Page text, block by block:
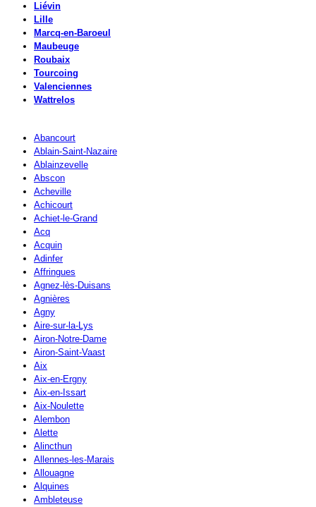
Liévin
Lille
Marcq-en-Baroeul
Maubeuge
Roubaix
Tourcoing
Valenciennes
Wattrelos
Abancourt
Ablain-Saint-Nazaire
Ablainzevelle
Abscon
Acheville
Achicourt
Achiet-le-Grand
Acq
Acquin
Adinfer
Affringues
Agnez-lès-Duisans
Agnières
Agny
Aire-sur-la-Lys
Airon-Notre-Dame
Airon-Saint-Vaast
Aix
Aix-en-Ergny
Aix-en-Issart
Aix-Noulette
Alembon
Alette
Alincthun
Allennes-les-Marais
Allouagne
Alquines
Ambleteuse